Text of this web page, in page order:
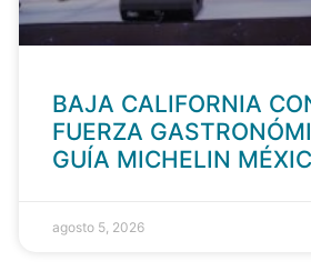
BAJA CALIFORNIA
FUERZA
GUÍA MICHELIN
agosto 5, 2026